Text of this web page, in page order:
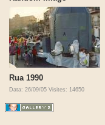
Rua 1990
Data: 26/09/05 Visites: 14650